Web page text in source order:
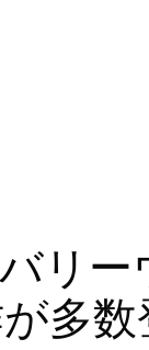
リー
多数